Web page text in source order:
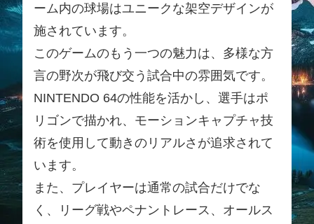
ーム内の球場はユニークな架空デザインが
施されています。
このゲームのもう一つの魅力は、多様な方
言の野次が飛び交う試合中の雰囲気です。
NINTENDO 64の性能を活かし、選手はポ
リゴンで描かれ、モーションキャプチャ技
術を使用して動きのリアルさが追求されて
います。
また、プレイヤーは通常の試合だけでな
く、リーグ戦やペナントレース、オールス